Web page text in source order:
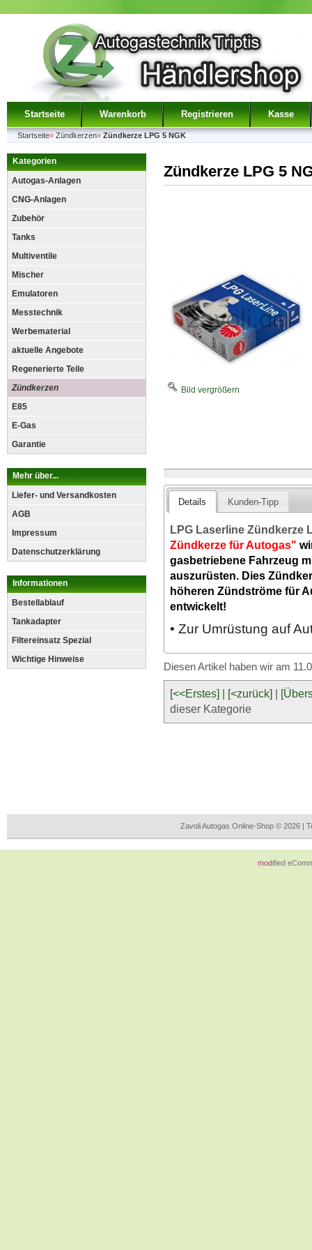
Startseite Warenkorb Registrieren Kasse
Startseite» Zündkerzen» Zündkerze LPG 5 NGK
Kategorien
Autogas-Anlagen
CNG-Anlagen
Zubehör
Tanks
Multiventile
Mischer
Emulatoren
Messtechnik
Werbematerial
aktuelle Angebote
Regenerierte Teile
Zündkerzen
E85
E-Gas
Garantie
Mehr über...
Liefer- und Versandkosten
AGB
Impressum
Datenschutzerklärung
Informationen
Bestellablauf
Tankadapter
Filtereinsatz Spezial
Wichtige Hinweise
Zündkerze LPG 5
Bild vergrößern
Details Kunden-Tipp
LPG Laserline Zündkerze
Zündkerze für Autogas"
gasbetriebene Fahrzeug
auszurüsten. Dies
höheren Zündströme für
entwickelt!
• Zur Umrüstung auf
Diesen Artikel haben wir am
[<<Erstes] [<zurück]
dieser Kategorie
Zavoli Autogas Online-Shop © 2026 |
modified